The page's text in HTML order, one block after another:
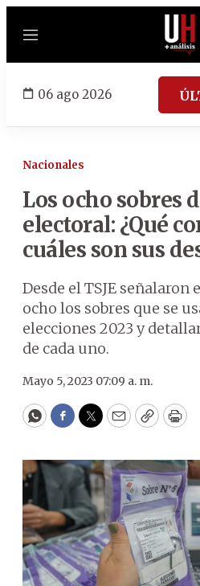
Menú
06 ago 2026
Nacionales
Los ocho sobres
electoral: ¿Qué
cuáles son sus
Desde el TSJE señalaron
ocho los sobres que se
elecciones 2023 y
de cada uno.
Mayo 5, 2023 07:09 a. m.
WhatsApp
Facebook
Twitter
EmailCopy